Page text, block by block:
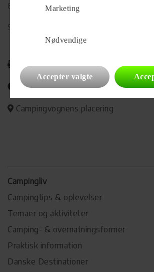
8920 Randers NV
Se alle
Udskriv
Del på Facebook
Campingvognens placering
Campingliv
Campingtips & oplevelser
Temaer og aktiviteter
Camping- & overnatningsformer
Praktisk information
Danske Destinationer
Marketing
Nødvendige
Accepter valgte